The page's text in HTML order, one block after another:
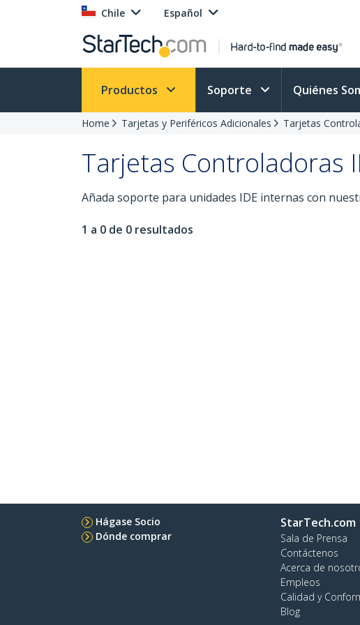
Chile Español
Productos Soporte Quiénes
Home Tarjetas y Periféricos Adicionales Tarjetas
Tarjetas Controladoras
Añada soporte para unidades IDE internas con
1 a 0 de 0 resultados
Hágase Socio
Dónde comprar
StarTech.com
Sala de Prensa
Contáctenos
Acerca de
Empleos
Calidad y
Blog